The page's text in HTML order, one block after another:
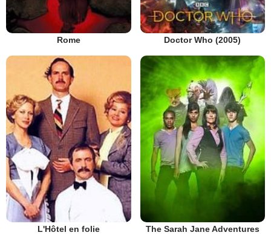
Rome Doctor Who (2005)
L'Hôtel en folie The Sarah Jane Adventures